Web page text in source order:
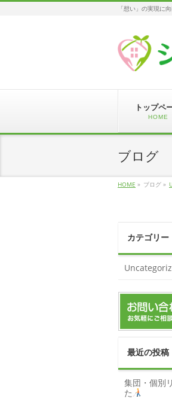
「想い」の実現に
トップペ
HOME
ブログ
HOME » ブログ »
カテゴリー
最近の投稿
集団・個別
た